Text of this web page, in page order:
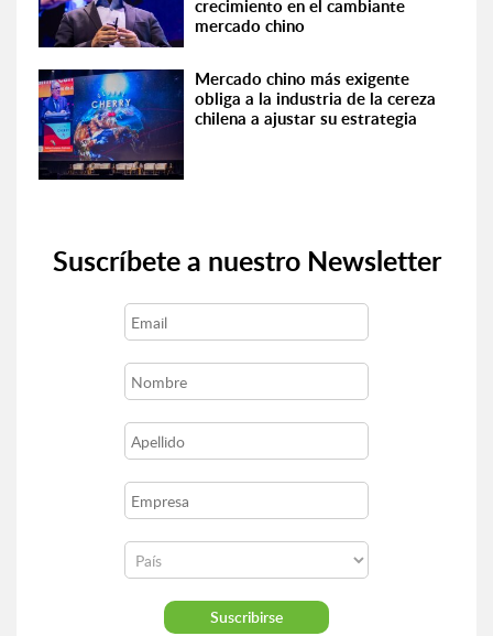
crecimiento en el cambiante
mercado chino
Mercado chino más exigente
obliga a la industria de la cereza
chilena a ajustar su estrategia
Suscríbete a nuestro Newsletter